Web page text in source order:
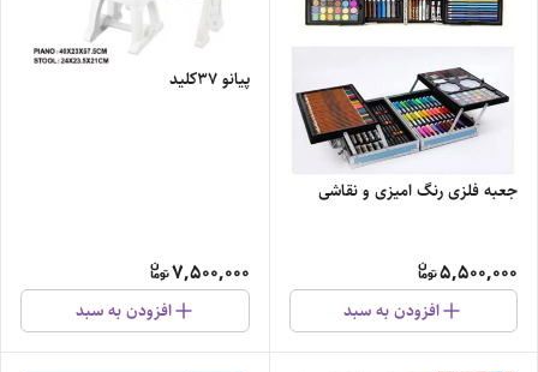
جعبه فلزی رنگ امیزی و نقاشی
5,500,000
افزودن به سبد
پیانو ۳۷کلید
7,500,000
افزودن به سبد